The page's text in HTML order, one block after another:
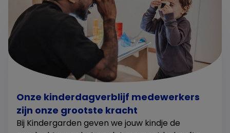
Onze kinderdagverblijf medewerkers
zijn onze grootste kracht
Bij Kindergarden geven we jouw kindje de